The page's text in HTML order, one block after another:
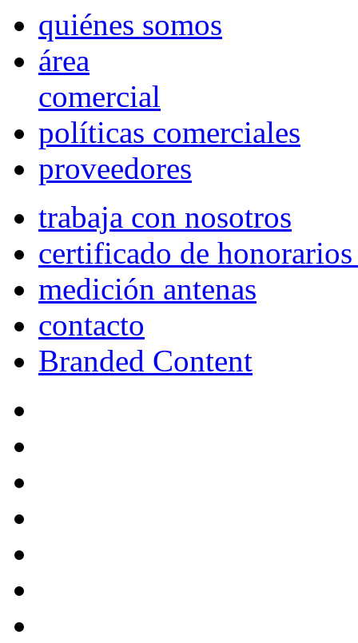
quiénes somos
área
comercial
políticas comerciales
proveedores
trabaja con nosotros
certificado de
medición antenas
contacto
Branded Content